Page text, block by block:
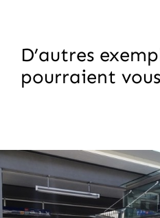
D’autres
pourraient